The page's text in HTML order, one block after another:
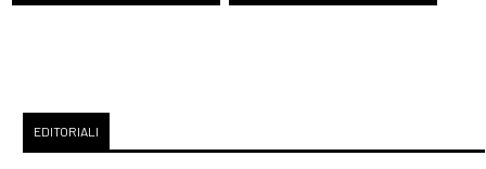
EDITORIALI